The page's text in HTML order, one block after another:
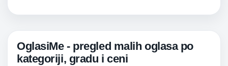
OglasiMe - pregled malih oglasa po
kategoriji, gradu i ceni